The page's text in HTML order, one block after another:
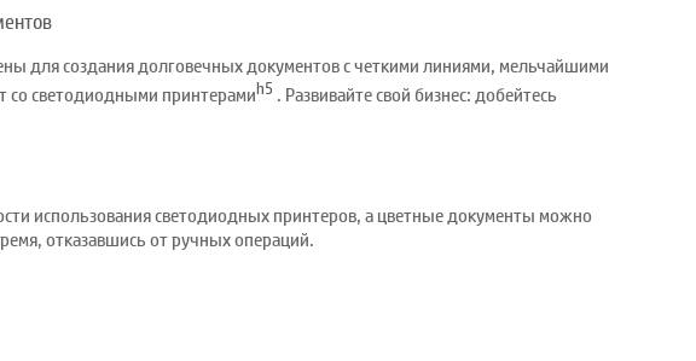
для создания долговечных документов с четкими линиями, мельчайшими
со светодиодными принтерамиh5 . Развивайте свой бизнес: добейтесь
использования светодиодных принтеров, а цветные документы можно
отказавшись от ручных операций.